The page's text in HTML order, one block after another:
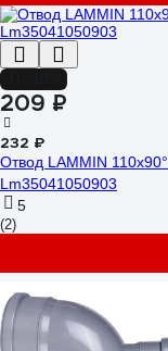
209 ₽
232 ₽
Отвод LAMMIN
Lm35041050903
5
(2)